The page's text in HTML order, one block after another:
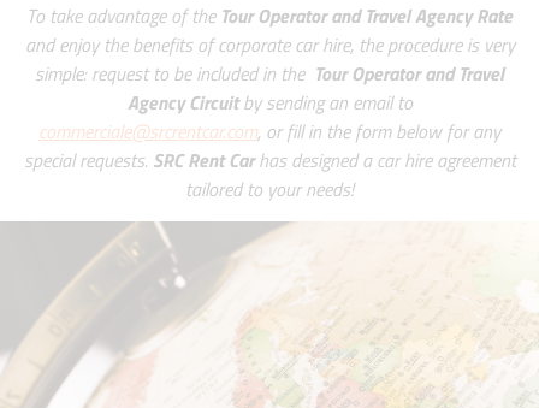
To take advantage of the Tour Operator and Travel Agency Rate
and enjoy the benefits of corporate car hire, the procedure is very
simple: request to be included in the Tour Operator and Travel
Agency Circuitby sending an email to
commerciale@srcrentcar.com, or fill in the form below for any
special requests. SRC Rent Carhas designed a car hire agreement
tailored to your needs!